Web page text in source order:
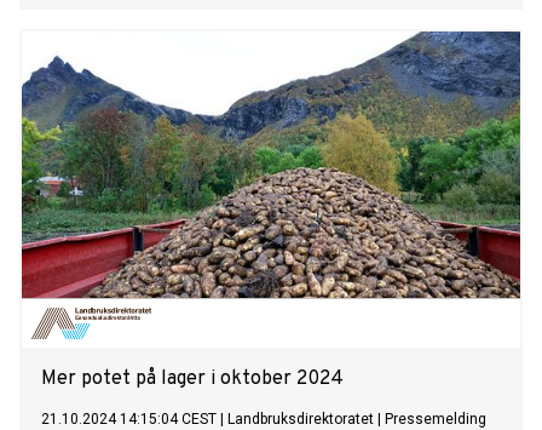
Mer potet på lager i oktober 2024
21.10.2024 14:15:04 CEST Landbruksdirektoratet Pressemelding